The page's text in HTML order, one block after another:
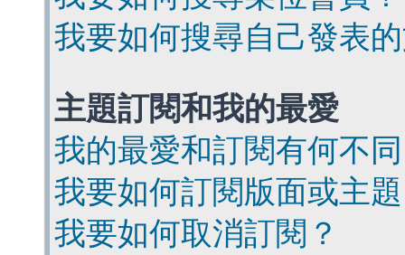
我要如何搜尋自己發表
主題訂閱和我的最愛
我的最愛和訂閱有何不
我要如何訂閱版面或主
我要如何取消訂閱？